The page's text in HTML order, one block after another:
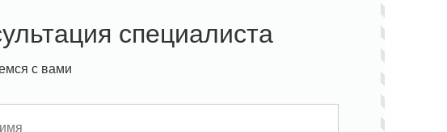
специалиста
с вами